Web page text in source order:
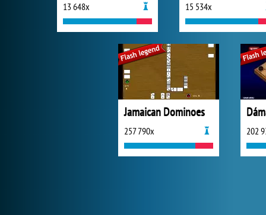
13 648x 15 534x
Jamaican Dominoes
257 790x 202